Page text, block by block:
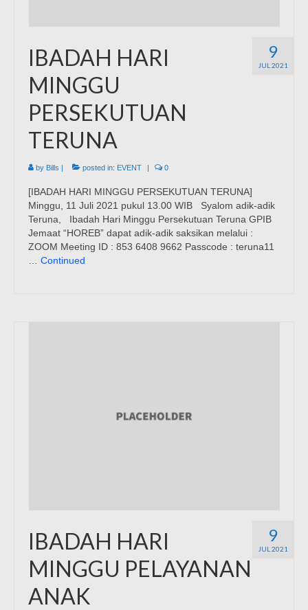
9
JUL 2021
IBADAH HARI
MINGGU
PERSEKUTUAN
TERUNA
by Bills posted in: EVENT 0
[IBADAH HARI MINGGU PERSEKUTUAN TERUNA]
Minggu, 11 Juli 2021 pukul 13.00 WIB Syalom adik-adik
Teruna, Ibadah Hari Minggu Persekutuan Teruna GPIB
Jemaat “HOREB” dapat adik-adik saksikan melalui :
ZOOM Meeting ID : 853 6408 9662 Passcode : teruna11
… Continued
9
JUL 2021
IBADAH HARI
MINGGU PELAYANAN
ANAK